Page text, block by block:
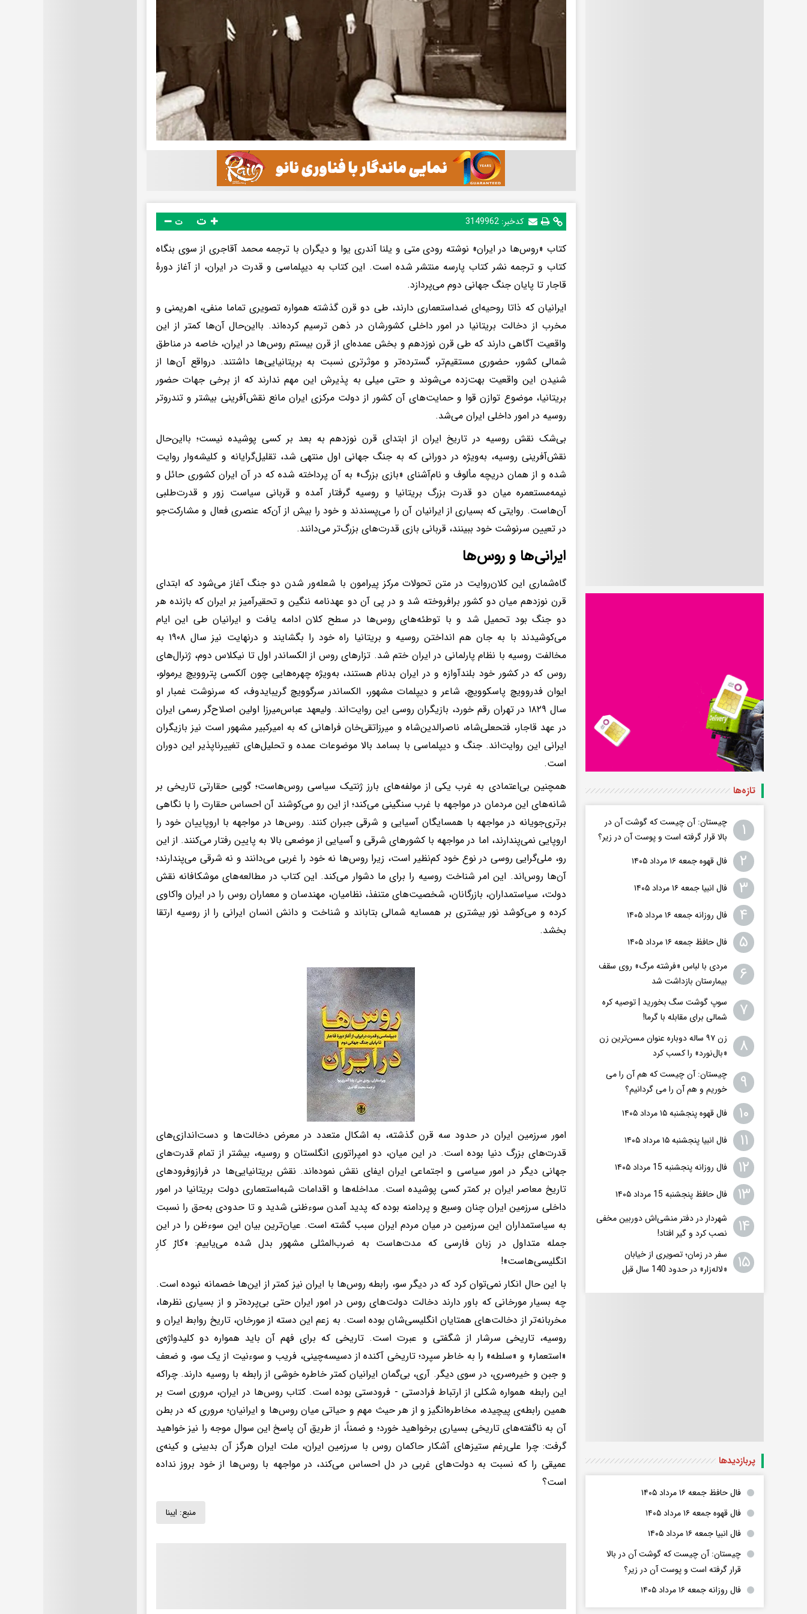
کدخبر:3149962 ت
کتاب «روس‌ها در ایران» نوشته رودی متی و یلنا آندری یوا و دیگران با ترجمه محمد آقاجری از سوی بنگاه
کتاب و ترجمه نشر کتاب پارسه منتشر شده است. این کتاب به دیپلماسی و قدرت در ایران، از آغاز دورهٔ
قاجار تا پایان جنگ جهانی دوم می‌پردازد.
ایرانیان که ذاتا روحیه‌ای ضداستعماری دارند، طی دو قرن گذشته همواره تصویری تماما منفی، اهریمنی و
مخرب از دخالت بریتانیا در امور داخلی کشورشان در ذهن ترسیم کرده‌اند. بااین‌حال آن‌ها کمتر از این
واقعیت آگاهی دارند که طی قرن نوزدهم و بخش عمده‌ای از قرن بیستم روس‌ها در ایران، خاصه در مناطق
شمالی کشور، حضوری مستقیم‌تر، گسترده‌تر و موثرتری نسبت به بریتانیایی‌ها داشتند. درواقع آن‌ها از
شنیدن این واقعیت بهت‌زده می‌شوند و حتی میلی به پذیرش این مهم ندارند که از برخی جهات حضور
بریتانیا، موضوع توازن قوا و حمایت‌های آن کشور از دولت مرکزی ایران مانع نقش‌آفرینی بیشتر و تندروتر
روسیه در امور داخلی ایران می‌شد.
بی‌شک نقش روسیه در تاریخ ایران از ابتدای قرن نوزدهم به بعد بر کسی پوشیده نیست؛ بااین‌حال
نقش‌آفرینی روسیه، به‌ویژه در دورانی که به جنگ جهانی اول منتهی شد، تقلیل‌گرایانه و کلیشه‌وار روایت
شده و از همان دریچه مألوف و نام‌آشنای «بازی بزرگ» به آن پرداخته شده که در آن ایران کشوری حائل و
نیمه‌مستعمره میان دو قدرت بزرگ بریتانیا و روسیه گرفتار آمده و قربانی سیاست زور و قدرت‌طلبی
آن‌هاست. روایتی که بسیاری از ایرانیان آن را می‌پسندند و خود را بیش از آن‌که عنصری فعال و مشارکت‌جو
در تعیین سرنوشت خود ببینند، قربانی بازی قدرت‌های بزرگ‌تر می‌دانند.
ایرانی‌ها و روس‌ها
گاه‌شماری این کلان‌روایت در متن تحولات مرکز پیرامون با شعله‌ور شدن دو جنگ آغاز می‌شود که ابتدای
قرن نوزدهم میان دو کشور برافروخته شد و در پی آن دو عهدنامه ننگین و تحقیرآمیز بر ایران که بازنده هر
دو جنگ بود تحمیل شد و با توطئه‌های روس‌ها در سطح کلان ادامه یافت و ایرانیان طی این ایام
می‌کوشیدند با به جان هم انداختن روسیه و بریتانیا راه خود را بگشایند و درنهایت نیز سال ۱۹۰۸ به
مخالفت روسیه با نظام پارلمانی در ایران ختم شد. تزارهای روس از الکساندر اول تا نیکلاس دوم، ژنرال‌های
روس که در کشور خود بلندآوازه و در ایران بدنام هستند، به‌ویژه چهره‌هایی چون آلکسی پتروویچ یرمولو،
ایوان فدروویچ پاسکوویچ، شاعر و دیپلمات مشهور، الکساندر سرگوویچ گریبایدوف، که سرنوشت غمبار او
سال ۱۸۲۹ در تهران رقم خورد، بازیگران روسی این روایت‌اند. ولیعهد عباس‌میرزا اولین اصلاح‌گر رسمی ایران
در عهد قاجار، فتحعلی‌شاه، ناصرالدین‌شاه و میرزاتقی‌خان فراهانی که به امیرکبیر مشهور است نیز بازیگران
ایرانی این روایت‌اند. جنگ و دیپلماسی با بسامد بالا موضوعات عمده و تحلیل‌های تغییرناپذیر این دوران
است.
همچنین بی‌اعتمادی به غرب یکی از مولفه‌های بارز ژنتیک سیاسی روس‌هاست؛ گویی حقارتی تاریخی بر
شانه‌های این مردمان در مواجهه با غرب سنگینی می‌کند؛ از این رو می‌کوشند آن احساس حقارت را با نگاهی
برتری‌جویانه در مواجهه با همسایگان آسیایی و شرقی جبران کنند. روس‌ها در مواجهه با اروپاییان خود را
اروپایی نمی‌پندارند، اما در مواجهه با کشورهای شرقی و آسیایی از موضعی بالا به پایین رفتار می‌کنند. از این
رو، ملی‌گرایی روسی در نوع خود کم‌نظیر است، زیرا روس‌ها نه خود را غربی می‌دانند و نه شرقی می‌پندارند؛
آن‌ها روس‌اند. این امر شناخت روسیه را برای ما دشوار می‌کند. این کتاب در مطالعه‌های موشکافانه نقش
دولت، سیاستمداران، بازرگانان، شخصیت‌های متنفذ، نظامیان، مهندسان و معماران روس را در ایران واکاوی
کرده و می‌کوشد نور بیشتری بر همسایه شمالی بتاباند و شناخت و دانش انسان ایرانی را از روسیه ارتقا
بخشد.
امور سرزمین ایران در حدود سه قرن گذشته، به اشکال متعدد در معرض دخالت‌ها و دست‌اندازی‌های
قدرت‌های بزرگ دنیا بوده است. در این میان، دو امپراتوری انگلستان و روسیه، بیشتر از تمام قدرت‌های
جهانی دیگر در امور سیاسی و اجتماعی ایران ایفای نقش نموده‌اند. نقش بریتانیایی‌ها در فرازوفرودهای
تاریخ معاصر ایران بر کمتر کسی پوشیده است. مداخله‌ها و اقدامات شبه‌استعماری دولت بریتانیا در امور
داخلی سرزمین ایران چنان وسیع و پردامنه بوده که پدید آمدن سوءظنی شدید و تا حدودی به‌حق را نسبت
به سیاستمداران این سرزمین در میان مردم ایران سبب گشته است. عیان‌ترین بیان این سوءظن را در این
جمله‌ متداول در زبان فارسی که مدت‌هاست به ضرب‌المثلی مشهور بدل شده می‌یابیم: «کارْ کارِ
انگلیسی‌هاست»!
با این حال انکار نمی‌توان کرد که در دیگر سو، رابطه‌ روس‌ها با ایران نیز کمتر از این‌ها خصمانه نبوده است.
چه بسیار مورخانی که باور دارند دخالت دولت‌های روس در امور ایران حتی بی‌پرده‌تر و از بسیاری نظرها،
مخربانه‌تر از دخالت‌های همتایان انگلیسی‌شان بوده است. به زعم این دسته از مورخان، تاریخ روابط ایران و
روسیه، تاریخی سرشار از شگفتی و عبرت است. تاریخی که برای فهم آن باید همواره دو کلیدواژه‌ی
«استعمار» و «سلطه» را به خاطر سپرد؛ تاریخی آکنده از دسیسه‌چینی، فریب و سوءنیت از یک سو، و ضعف
و جبن و خیره‌سری، در سوی دیگر. آری، بی‌گمان ایرانیان کمتر خاطره‌ خوشی از رابطه با روسیه دارند. چراکه
این رابطه همواره شکلی از ارتباط فرادستی - فرودستی بوده است. کتاب روس‌ها در ایران، مروری است بر
همین رابطه‌ی پیچیده، مخاطره‌انگیز و از هر حیث مهم و حیاتی میان روس‌ها و ایرانیان؛ مروری که در بطن
آن به ناگفته‌های تاریخی بسیاری برخواهید خورد؛ و ضمناً، از طریق آن پاسخ این سوال موجه را نیز خواهید
گرفت: چرا علی‌رغم ستیزهای آشکار حاکمان روس با سرزمین ایران، ملت ایران هرگز آن بدبینی و کینه‌ی
عمیقی را که نسبت به دولت‌های غربی در دل احساس می‌کند، در مواجهه با روس‌ها از خود بروز نداده
است؟
منبع: ایبنا
تازه‌ها
۱
چیستان: آن چیست که گوشت آن در
بالا قرار گرفته است و پوست آن در زیر؟
۲ فال قهوه جمعه ۱۶ مرداد ۱۴۰۵
۳ فال انبیا جمعه ۱۶ مرداد ۱۴۰۵
۴ فال روزانه جمعه ۱۶ مرداد ۱۴۰۵
۵ فال حافظ جمعه ۱۶ مرداد ۱۴۰۵
۶
مردی با لباس «فرشته مرگ» روی سقف
بیمارستان بازداشت شد
۷
سوپ گوشت سگ بخورید | توصیه کره
شمالی برای مقابله با گرما!
۸
زن ۹۷ ساله دوباره عنوان مسن‌ترین زن
«بال‌نورد» را کسب کرد
۹
چیستان: آن چیست که هم آن را می
خوریم و هم آن را می گردانیم؟
۱۰ فال قهوه پنجشنبه ۱۵ مرداد ۱۴۰۵
۱۱ فال انبیا پنجشنبه ۱۵ مرداد ۱۴۰۵
۱۲ فال روزانه پنجشنبه 15 مرداد ۱۴۰۵
۱۳ فال حافظ پنجشنبه 15 مرداد ۱۴۰۵
۱۴
شهردار در دفتر منشی‌اش دوربین مخفی
نصب کرد و گیر افتاد!
۱۵
سفر در زمان؛ تصویری از خیابان
«لاله‌زار» در حدود 140 سال قبل
پربازدید‌ها
فال حافظ جمعه ۱۶ مرداد ۱۴۰۵
فال قهوه جمعه ۱۶ مرداد ۱۴۰۵
فال انبیا جمعه ۱۶ مرداد ۱۴۰۵
چیستان: آن چیست که گوشت آن در بالا
قرار گرفته است و پوست آن در زیر؟
فال روزانه جمعه ۱۶ مرداد ۱۴۰۵